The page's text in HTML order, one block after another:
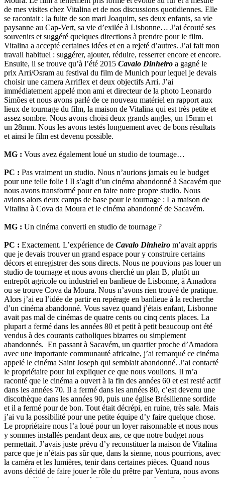
de mes visites chez Vitalina et de nos discussions quotidiennes. Elle
se racontait : la fuite de son mari Joaquim, ses deux enfants, sa vie
paysanne au Cap-Vert, sa vie d’exilée à Lisbonne… J’ai écouté ses
souvenirs et suggéré quelques directions à prendre pour le film.
Vitalina a accepté certaines idées et en a rejeté d’autres. J’ai fait mon
travail habituel : suggérer, ajouter, réduire, resserrer encore et encore.
Ensuite, il se trouve qu’à l’été 2015 Cavalo Dinheiro a gagné le
prix Arri/Osram au festival du film de Munich pour lequel je devais
choisir une camera Arriflex et deux objectifs Arri. J’ai
immédiatement appelé mon ami et directeur de la photo Leonardo
Simões et nous avons parlé de ce nouveau matériel en rapport aux
lieux de tournage du film, la maison de Vitalina qui est très petite et
assez sombre. Nous avons choisi deux grands angles, un 15mm et
un 28mm. Nous les avons testés longuement avec de bons résultats
et ainsi le film est devenu possible.
MG : Vous avez également loué un studio de tournage…
PC : Pas vraiment un studio. Nous n’aurions jamais eu le budget
pour une telle folie ! Il s’agit d’un cinéma abandonné à Sacavém que
nous avons transformé pour en faire notre propre studio. Nous
avions alors deux camps de base pour le tournage : La maison de
Vitalina à Cova da Moura et le cinéma abandonné de Sacavém.
MG : Un cinéma converti en studio de tournage ?
PC : Exactement. L’expérience de Cavalo Dinheiro m’avait appris
que je devais trouver un grand espace pour y construire certains
décors et enregistrer des sons directs. Nous ne pouvions pas louer un
studio de tournage et nous avons cherché un plan B, plutôt un
entrepôt agricole ou industriel en banlieue de Lisbonne, à Amadora
ou se trouve Cova da Moura. Nous n’avons rien trouvé de pratique.
Alors j’ai eu l’idée de partir en repérage en banlieue à la recherche
d’un cinéma abandonné. Vous savez quand j’étais enfant, Lisbonne
avait pas mal de cinémas de quatre cents ou cinq cents places. La
plupart a fermé dans les années 80 et petit à petit beaucoup ont été
vendus à des courants catholiques bizarres ou simplement
abandonnés. En passant à Sacavém, un quartier proche d’Amadora
avec une importante communauté africaine, j’ai remarqué ce cinéma
appelé le cinéma Saint Joseph qui semblait abandonné. J’ai contacté
le propriétaire pour lui expliquer ce que nous voulions. Il m’a
raconté que le cinéma a ouvert à la fin des années 60 et est resté actif
dans les années 70. Il a fermé dans les années 80, c’est devenu une
discothèque dans les années 90, puis une église Brésilienne sordide
et il a fermé pour de bon. Tout était décrépi, en ruine, très sale. Mais
j’ai vu la possibilité pour une petite équipe d’y faire quelque chose.
Le propriétaire nous l’a loué pour un loyer raisonnable et nous nous
y sommes installés pendant deux ans, ce que notre budget nous
permettait. J’avais juste prévu d’y reconstituer la maison de Vitalina
parce que je n’étais pas sûr que, dans la sienne, nous pourrions, avec
la caméra et les lumières, tenir dans certaines pièces. Quand nous
avons décidé de faire jouer le rôle du prêtre par Ventura, nous avons